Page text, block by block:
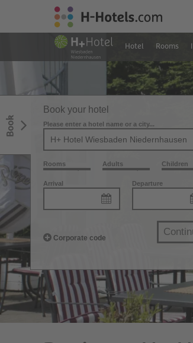
Hotel Rooms
Book
Book your hotel
Please enter a hotel name or a city...
Rooms Adults Children
Arrival Departure
Corporate code